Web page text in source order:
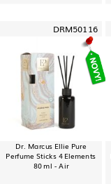
DRM50116
Dr. Marcus Ellie Pure
Perfume Sticks 4 Elements
80 ml - Air